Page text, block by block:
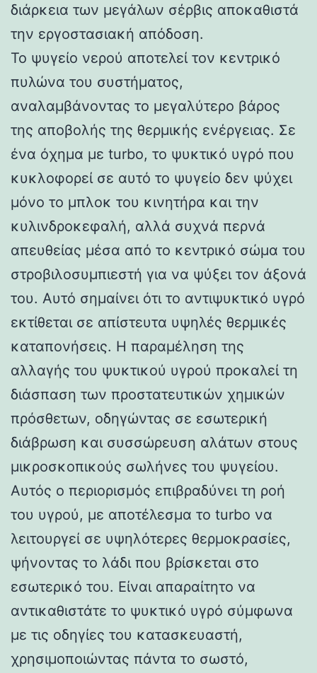
διάρκεια των μεγάλων σέρβις αποκαθιστά
την εργοστασιακή απόδοση.
Το ψυγείο νερού αποτελεί τον κεντρικό
πυλώνα του συστήματος,
αναλαμβάνοντας το μεγαλύτερο βάρος
της αποβολής της θερμικής ενέργειας. Σε
ένα όχημα με turbo, το ψυκτικό υγρό που
κυκλοφορεί σε αυτό το ψυγείο δεν ψύχει
μόνο το μπλοκ του κινητήρα και την
κυλινδροκεφαλή, αλλά συχνά περνά
απευθείας μέσα από το κεντρικό σώμα του
στροβιλοσυμπιεστή για να ψύξει τον άξονά
του. Αυτό σημαίνει ότι το αντιψυκτικό υγρό
εκτίθεται σε απίστευτα υψηλές θερμικές
καταπονήσεις. Η παραμέληση της
αλλαγής του ψυκτικού υγρού προκαλεί τη
διάσπαση των προστατευτικών χημικών
πρόσθετων, οδηγώντας σε εσωτερική
διάβρωση και συσσώρευση αλάτων στους
μικροσκοπικούς σωλήνες του ψυγείου.
Αυτός ο περιορισμός επιβραδύνει τη ροή
του υγρού, με αποτέλεσμα το turbo να
λειτουργεί σε υψηλότερες θερμοκρασίες,
ψήνοντας το λάδι που βρίσκεται στο
εσωτερικό του. Είναι απαραίτητο να
αντικαθιστάτε το ψυκτικό υγρό σύμφωνα
με τις οδηγίες του κατασκευαστή,
χρησιμοποιώντας πάντα το σωστό,